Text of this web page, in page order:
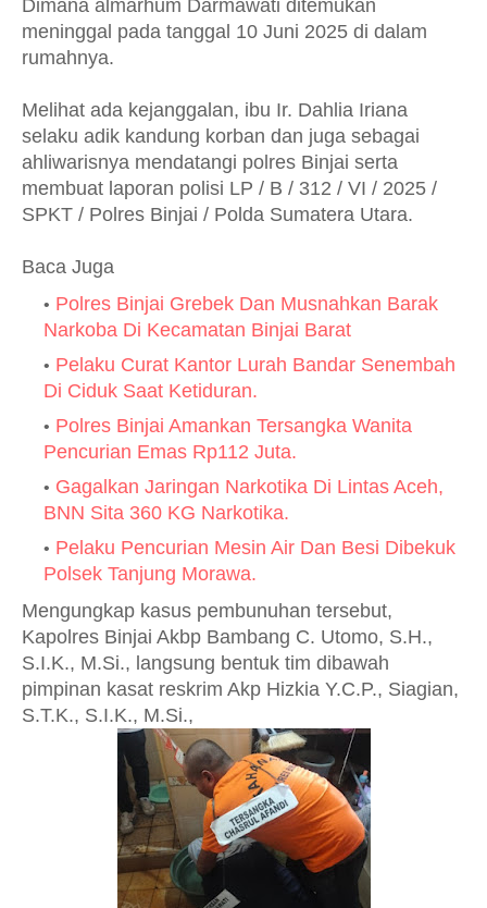
Dimana almarhum Darmawati ditemukan
meninggal pada tanggal 10 Juni 2025 di dalam
rumahnya.
Melihat ada kejanggalan, ibu Ir. Dahlia Iriana
selaku adik kandung korban dan juga sebagai
ahliwarisnya mendatangi polres Binjai serta
membuat laporan polisi LP / B / 312 / VI / 2025 /
SPKT / Polres Binjai / Polda Sumatera Utara.
Baca Juga
Polres Binjai Grebek Dan Musnahkan Barak
Narkoba Di Kecamatan Binjai Barat
Pelaku Curat Kantor Lurah Bandar Senembah
Di Ciduk Saat Ketiduran.
Polres Binjai Amankan Tersangka Wanita
Pencurian Emas Rp112 Juta.
Gagalkan Jaringan Narkotika Di Lintas Aceh,
BNN Sita 360 KG Narkotika.
Pelaku Pencurian Mesin Air Dan Besi Dibekuk
Polsek Tanjung Morawa.
Mengungkap kasus pembunuhan tersebut,
Kapolres Binjai Akbp Bambang C. Utomo, S.H.,
S.I.K., M.Si., langsung bentuk tim dibawah
pimpinan kasat reskrim Akp Hizkia Y.C.P., Siagian,
S.T.K., S.I.K., M.Si.,